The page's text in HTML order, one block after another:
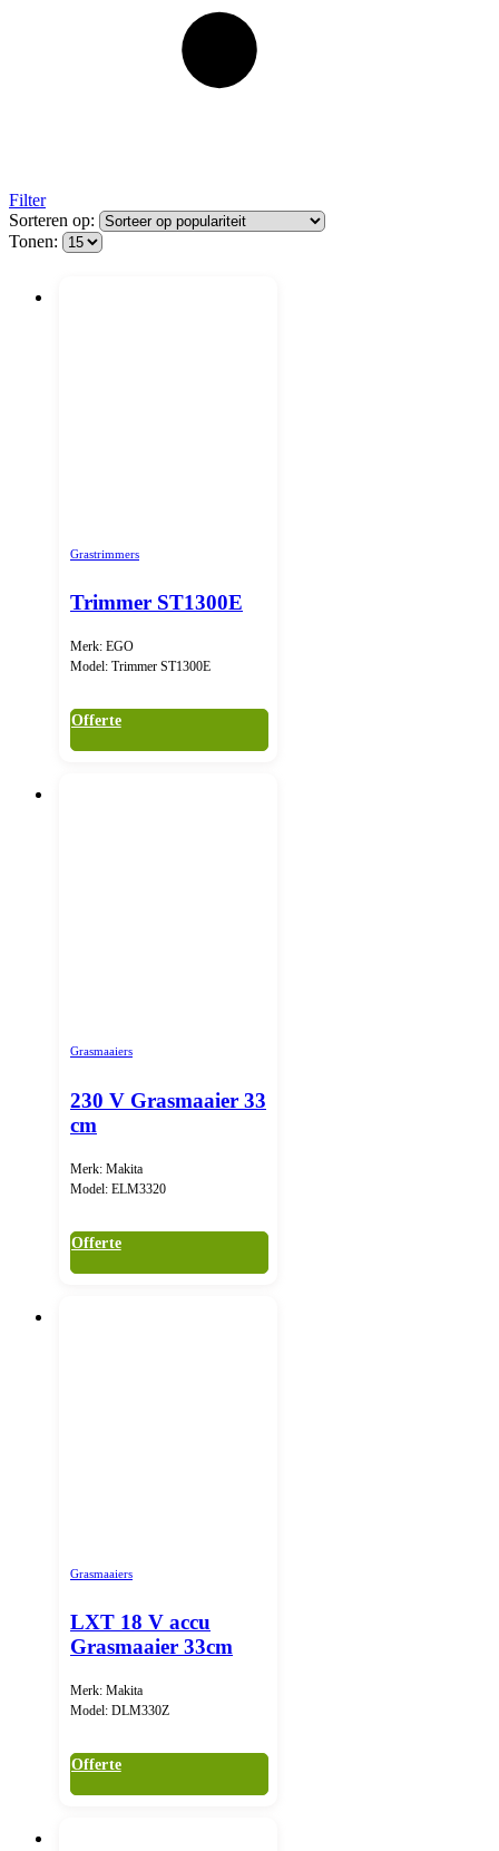
Filter
Sorteren op:
Tonen:
Grastrimmers
Trimmer ST1300E
Merk: EGO
Model: Trimmer ST1300E
Offerte
Grasmaaiers
230 V Grasmaaier 33
cm
Merk: Makita
Model: ELM3320
Offerte
Grasmaaiers
LXT 18 V accu
Grasmaaier 33cm
Merk: Makita
Model: DLM330Z
Offerte